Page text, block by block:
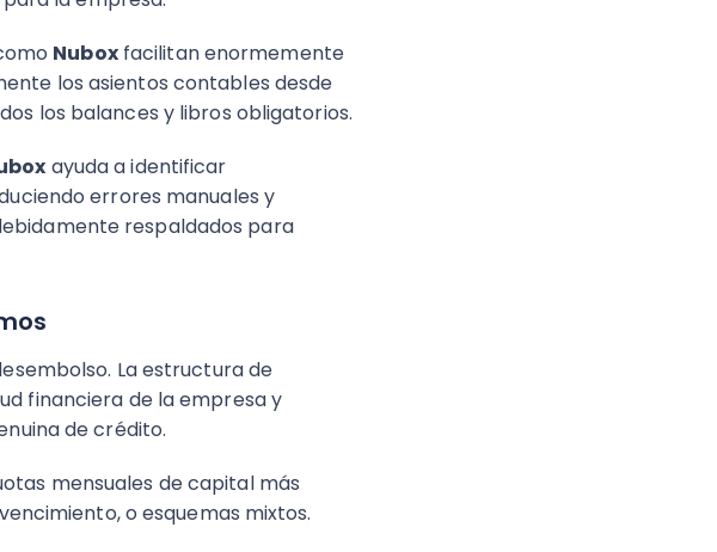
Nuboxfacilitan enormemente
los asientos contables desde
los balances y libros obligatorios.
ayuda a identificar
errores manuales y
respaldados para
La estructura de
financiera de la empresa y
de crédito.
mensuales de capital más
o esquemas mixtos.